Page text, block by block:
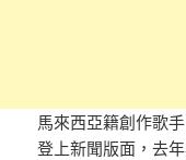
馬來西亞籍創作歌
登上新聞版面，去